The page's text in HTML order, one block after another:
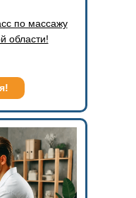
по массажу
области!